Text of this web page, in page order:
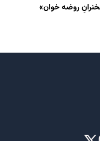
روضه خوان»